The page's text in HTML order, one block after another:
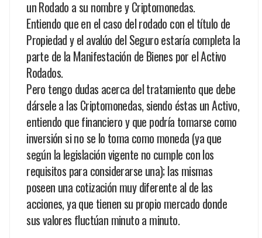
un Rodado a su nombre y Criptomonedas.
Entiendo que en el caso del rodado con el título de
Propiedad y el avalúo del Seguro estaría completa la
parte de la Manifestación de Bienes por el Activo
Rodados.
Pero tengo dudas acerca del tratamiento que debe
dársele a las Criptomonedas, siendo éstas un Activo,
entiendo que financiero y que podría tomarse como
inversión si no se lo toma como moneda (ya que
según la legislación vigente no cumple con los
requisitos para considerarse una); las mismas
poseen una cotización muy diferente al de las
acciones, ya que tienen su propio mercado donde
sus valores fluctúan minuto a minuto.